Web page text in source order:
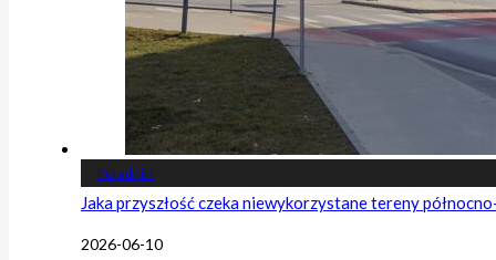
Poradniki
Jaka przyszłość czeka niewykorzystane tereny
2026-06-10